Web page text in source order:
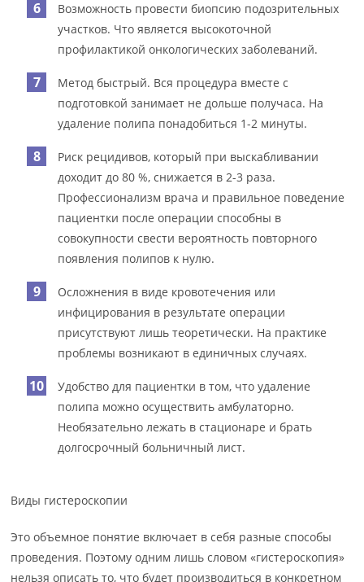
Возможность провести биопсию подозрительных
участков. Что является высокоточной
профилактикой онкологических заболеваний.
Метод быстрый. Вся процедура вместе с
подготовкой занимает не дольше получаса. На
удаление полипа понадобиться 1-2 минуты.
Риск рецидивов, который при выскабливании
доходит до 80 %, снижается в 2-3 раза.
Профессионализм врача и правильное поведение
пациентки после операции способны в
совокупности свести вероятность повторного
появления полипов к нулю.
Осложнения в виде кровотечения или
инфицирования в результате операции
присутствуют лишь теоретически. На практике
проблемы возникают в единичных случаях.
Удобство для пациентки в том, что удаление
полипа можно осуществить амбулаторно.
Необязательно лежать в стационаре и брать
долгосрочный больничный лист.
Виды гистероскопии
Это объемное понятие включает в себя разные способы
проведения. Поэтому одним лишь словом «гистероскопия»
нельзя описать то, что будет производиться в конкретном